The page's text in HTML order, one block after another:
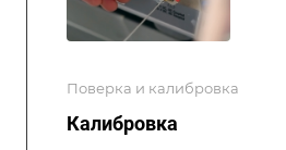
Поверка и калибровка
Калибровка